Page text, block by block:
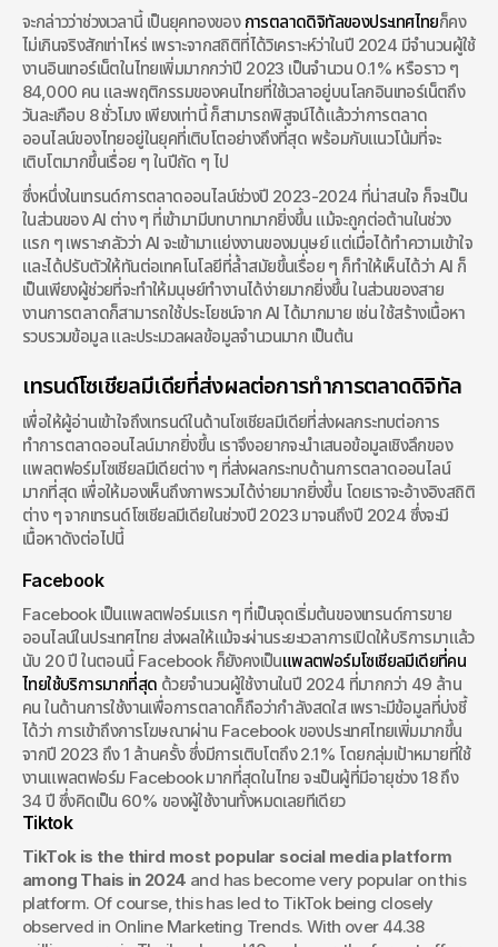
จะกล่าวว่าช่วงเวลานี้ เป็นยุคทองของ การตลาดดิจิทัลของประเทศไทยก็คง
ไม่เกินจริงสักเท่าไหร่ เพราะจากสถิติที่ได้วิเคราะห์ว่าในปี 2024 มีจำนวนผู้ใช้
งานอินเทอร์เน็ตในไทยเพิ่มมากกว่าปี 2023 เป็นจำนวน 0.1% หรือราว ๆ
84,000 คน และพฤติกรรมของคนไทยที่ใช้เวลาอยู่บนโลกอินเทอร์เน็ตถึง
วันละเกือบ 8 ชั่วโมง เพียงเท่านี้ ก็สามารถพิสูจน์ได้แล้วว่าการตลาด
ออนไลน์ของไทยอยู่ในยุคที่เติบโตอย่างถึงที่สุด พร้อมกับแนวโน้มที่จะ
เติบโตมากขึ้นเรื่อย ๆ ในปีถัด ๆ ไป
ซึ่งหนึ่งในเทรนด์การตลาดออนไลน์ช่วงปี 2023-2024 ที่น่าสนใจ ก็จะเป็น
ในส่วนของ AI ต่าง ๆ ที่เข้ามามีบทบาทมากยิ่งขึ้น แม้จะถูกต่อต้านในช่วง
แรก ๆ เพราะกลัวว่า AI จะเข้ามาแย่งงานของมนุษย์ แต่เมื่อได้ทำความเข้าใจ
และได้ปรับตัวให้ทันต่อเทคโนโลยีที่ล้ำสมัยขึ้นเรื่อย ๆ ก็ทำให้เห็นได้ว่า AI ก็
เป็นเพียงผู้ช่วยที่จะทำให้มนุษย์ทำงานได้ง่ายมากยิ่งขึ้น ในส่วนของสาย
งานการตลาดก็สามารถใช้ประโยชน์จาก AI ได้มากมาย เช่น ใช้สร้างเนื้อหา
รวบรวมข้อมูล และประมวลผลข้อมูลจำนวนมาก เป็นต้น
เทรนด์โซเชียลมีเดียที่ส่งผลต่อการทำการตลาดดิจิทัล
เพื่อให้ผู้อ่านเข้าใจถึงเทรนด์ในด้านโซเชียลมีเดียที่ส่งผลกระทบต่อการ
ทำการตลาดออนไลน์มากยิ่งขึ้น เราจึงอยากจะนำเสนอข้อมูลเชิงลึกของ
แพลตฟอร์มโซเชียลมีเดียต่าง ๆ ที่ส่งผลกระทบด้านการตลาดออนไลน์
มากที่สุด เพื่อให้มองเห็นถึงภาพรวมได้ง่ายมากยิ่งขึ้น โดยเราจะอ้างอิงสถิติ
ต่าง ๆ จากเทรนด์โซเชียลมีเดียในช่วงปี 2023 มาจนถึงปี 2024 ซึ่งจะมี
เนื้อหาดังต่อไปนี้
Facebook
Facebook เป็นแพลตฟอร์มแรก ๆ ที่เป็นจุดเริ่มต้นของเทรนด์การขาย
ออนไลน์ในประเทศไทย ส่งผลให้แม้จะผ่านระยะเวลาการเปิดให้บริการมาแล้ว
นับ 20 ปี ในตอนนี้ Facebook ก็ยังคงเป็นแพลตฟอร์มโซเชียลมีเดียที่คน
ไทยใช้บริการมากที่สุด ด้วยจำนวนผู้ใช้งานในปี 2024 ที่มากกว่า 49 ล้าน
คน ในด้านการใช้งานเพื่อการตลาดก็ถือว่ากำลังสดใส เพราะมีข้อมูลที่บ่งชี้
ได้ว่า การเข้าถึงการโฆษณาผ่าน Facebook ของประเทศไทยเพิ่มมากขึ้น
จากปี 2023 ถึง 1 ล้านครั้ง ซึ่งมีการเติบโตถึง 2.1% โดยกลุ่มเป้าหมายที่ใช้
งานแพลตฟอร์ม Facebook มากที่สุดในไทย จะเป็นผู้ที่มีอายุช่วง 18 ถึง
34 ปี ซึ่งคิดเป็น 60% ของผู้ใช้งานทั้งหมดเลยทีเดียว
Tiktok
TikTok is the third most popular social media platform
among Thais in 2024 and has become very popular on this
platform. Of course, this has led to TikTok being closely
observed in Online Marketing Trends. With over 44.38